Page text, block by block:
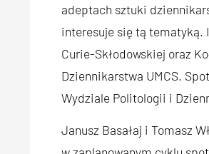
adeptach sztuki
interesuje się tą tematyką.
Curie-Skłodowskiej oraz
Dziennikarstwa UMCS.
Wydziale Politologii i
Janusz Basałaj i Tomasz